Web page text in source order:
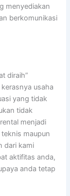
menyediakan
berkomunikasi
diraih”
usaha
yang tidak
tidak
menjadi
maupun
dari kami
aktifitas anda,
anda tetap